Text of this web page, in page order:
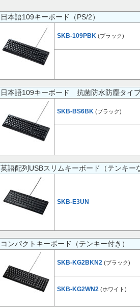
日本語109キーボード（PS/2）
SKB-109PBK (ブラック)
日本語109キーボード 抗菌防水防塵タイ
SKB-BS6BK (ブラック)
英語配列USBスリムキーボード（テンキー
SKB-E3UN
コンパクトキーボード（テンキー付き）
SKB-KG2BKN2 (ブラック)
SKB-KG2WN2 (ホワイト)